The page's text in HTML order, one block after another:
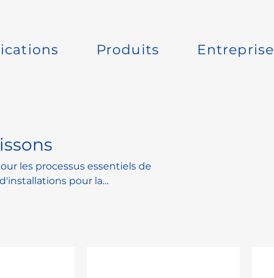
Produits Entreprise
les processus essentiels de
pour la